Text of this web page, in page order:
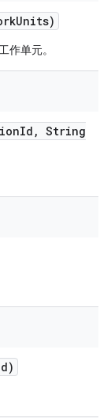
Units)
单元。
Id , String